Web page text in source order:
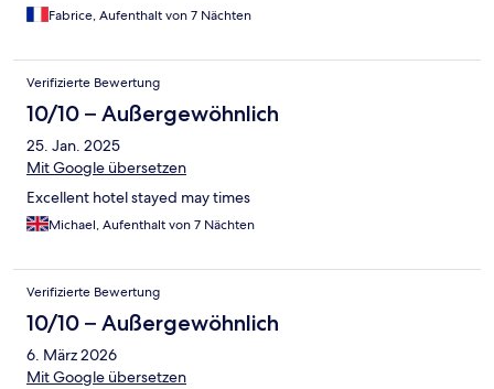
Fabrice, Aufenthalt von 7 Nächten
Verifizierte Bewertung
10/10 – Außergewöhnlich
25. Jan. 2025
Mit Google übersetzen
Excellent hotel stayed may times
Michael, Aufenthalt von 7 Nächten
Verifizierte Bewertung
10/10 – Außergewöhnlich
6. März 2026
Mit Google übersetzen